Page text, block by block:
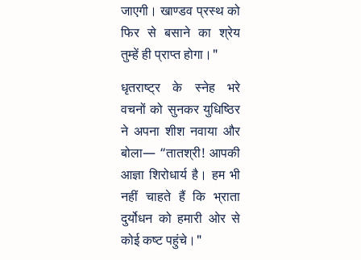
जाएगी। खाण्डव प्रस्थ को
फिर से बसाने का श्रेय
तुम्हें ही प्राप्त होगा।"
धृतराष्ट्र के स्नेह भरे
वचनों को सुनकर युधिष्ठिर
ने अपना शीश नवाया और
बोला— “तातश्री! आपकी
आज्ञा शिरोधार्य है। हम भी
नहीं चाहते हैं कि भ्राता
दुर्योधन को हमारी ओर से
कोई कष्ट पहुंचे।"